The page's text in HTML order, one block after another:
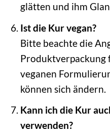
glätten und ihm
Ist die Kur vegan?
Bitte beachte die
veganen
können sich ändern.
Kann ich die Kur
verwenden?